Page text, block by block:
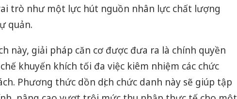
trò như một lực hút nguồn nhân lực chất lượng
quản.
này, giải pháp căn cơ được đưa ra là chính quyền
khuyến khích tối đa việc kiêm nhiệm các chức
Phương thức dồn dịch chức danh này sẽ giúp tập
Moyuum